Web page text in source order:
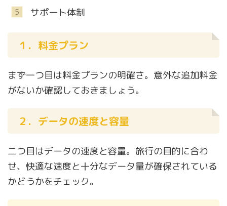
サポート体制
１．料金プラン
まず一つ目は料金プランの明確さ。意外な追加料金
がないか確認しておきましょう。
２．データの速度と容量
二つ目はデータの速度と容量。旅行の目的に合わ
せ、快適な速度と十分なデータ量が確保されている
かどうかをチェック。